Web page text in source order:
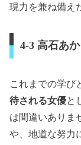
現力を兼ね備え
4-3 高石あ
これまでの学び
待される女優と
は間違いありま
や、地道な努力